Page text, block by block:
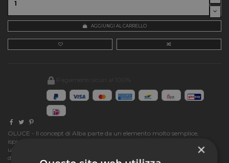
AGGIUNGI AL CARRELLO
OLUCE - Il concept di Alba parte da un elemento molto semplice,
ispirato nell’immaginario della designer ad una goccia d’acqua –
utilizzata in modi diversi a seconda del modello. Riferimenti al mondo
della natura, forme morbide contrapposte a linee squadrate, insieme
×